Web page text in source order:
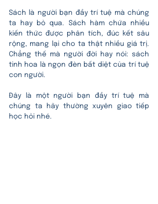
Sách là người bạn đầy trí tuệ mà chúng
ta hay bỏ qua. Sách hàm chứa nhiều
kiến thức được phân tích, đúc kết sâu
rộng, mang lại cho ta thật nhiều giá trị.
Chẳng thế mà người đời hay nói: sách
tinh hoa là ngọn đèn bất diệt của trí tuệ
con người.
Đây là một người bạn đầy trí tuệ mà
chúng ta hãy thường xuyên giao tiếp
học hỏi nhé.